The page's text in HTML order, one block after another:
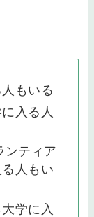
もいる
入る人
ンティア
人もい
学に入